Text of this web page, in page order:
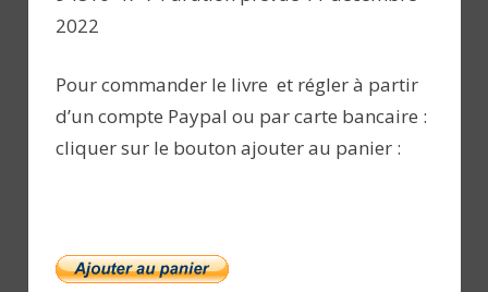
2022
Pour commander le livre et régler à partir
d’un compte Paypal ou par carte bancaire :
cliquer sur le bouton ajouter au panier :